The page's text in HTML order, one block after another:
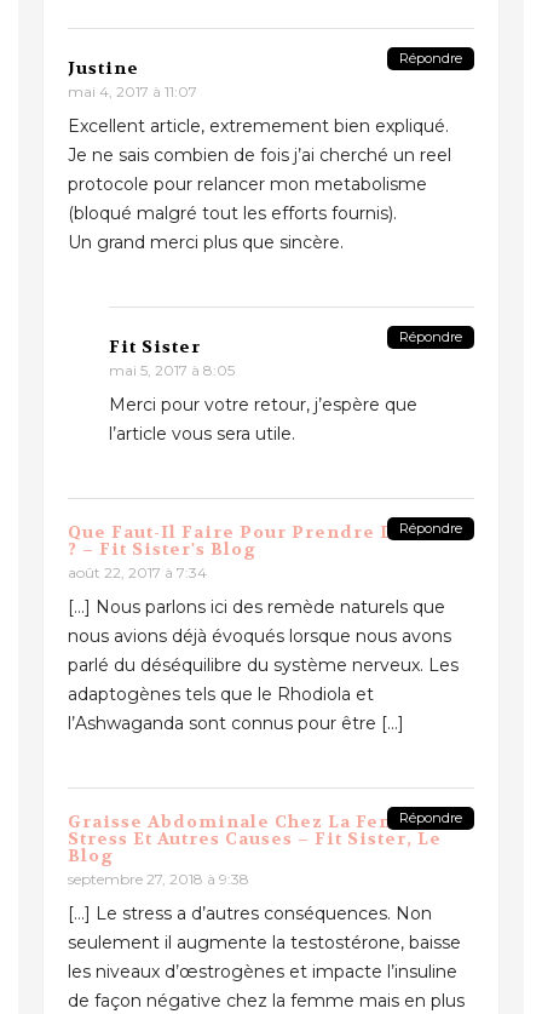
Justine
mai 4, 2017 à 11:07
Excellent article, extremement bien expliqué.
Je ne sais combien de fois j’ai cherché un reel
protocole pour relancer mon metabolisme
(bloqué malgré tout les efforts fournis).
Un grand merci plus que sincère.
Répondre
Fit Sister
mai 5, 2017 à 8:05
Merci pour votre retour, j’espère que
l’article vous sera utile.
Répondre
Que Faut-Il Faire Pour Prendre Du Poids
? – Fit Sister's Blog
août 22, 2017 à 7:34
[…] Nous parlons ici des remède naturels que
nous avions déjà évoqués lorsque nous avons
parlé du déséquilibre du système nerveux. Les
adaptogènes tels que le Rhodiola et
l’Ashwaganda sont connus pour être […]
Répondre
Graisse Abdominale Chez La Femme :
Stress Et Autres Causes – Fit Sister, Le
Blog
septembre 27, 2018 à 9:38
[…] Le stress a d’autres conséquences. Non
seulement il augmente la testostérone, baisse
les niveaux d’œstrogènes et impacte l’insuline
de façon négative chez la femme mais en plus
Répondre